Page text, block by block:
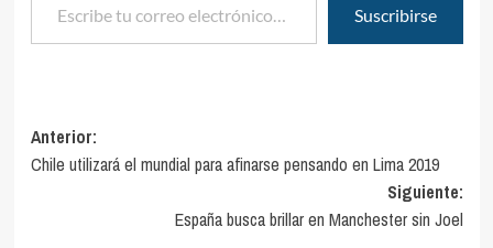
Suscribirse
Navegación
de
Anterior:
Chile utilizará el mundial para afinarse pensando en Lima 2019
Siguiente:
España busca brillar en Manchester sin Joel